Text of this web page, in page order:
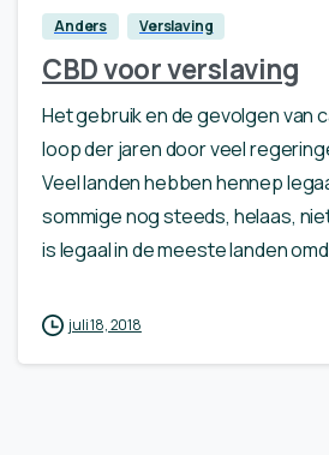
Anders Verslaving
CBD voor verslaving
Het gebruik en de gevolgen van
loop der jaren door veel
Veel landen hebben hennep
sommige nog steeds, helaas,
is legaal in de meeste landen
juli 18, 2018